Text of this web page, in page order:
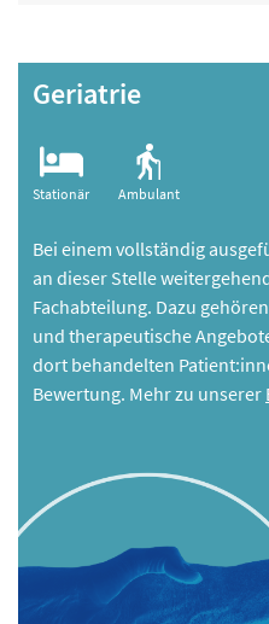
Geriatrie
Stationär Ambulant
Bei einem vollständig
an dieser Stelle
Fachabteilung. Dazu
und therapeutische
dort behandelten
Bewertung. Mehr zu unserer